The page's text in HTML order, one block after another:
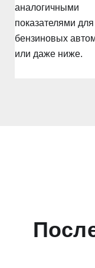
аналогичными
показателями для
бензиновых
или даже ниже.